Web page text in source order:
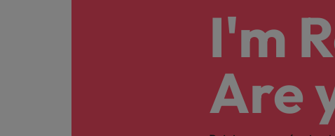
I'm
Are